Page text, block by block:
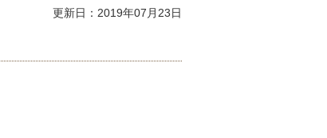
更新日：2019年07月23日